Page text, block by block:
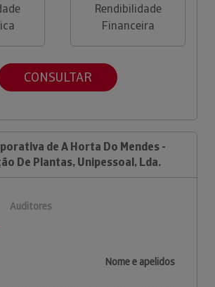
Rendibilidade
Financeira
CONSULTAR
de A Horta Do Mendes -
De Plantas, Unipessoal, Lda.
Auditores
Nome e apelidos